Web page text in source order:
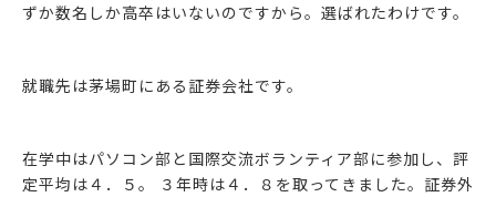
ずか数名しか高卒はいないのですから。選ばれたわけです。
就職先は茅場町にある証券会社です。
在学中はパソコン部と国際交流ボランティア部に参加し、評
定平均は４．５。 ３年時は４．８を取ってきました。証券外